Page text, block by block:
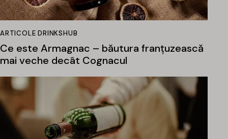
ARTICOLE DRINKSHUB
Ce este Armagnac – băutura franțuzească
mai veche decât Cognacul